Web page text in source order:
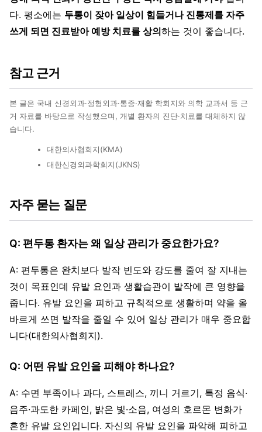
다. 평소에는 두통이 잦아 일상이 힘들거나 진통제를 자주
쓰게 되면 진료받아 예방 치료를 상의하는 것이 좋습니다.
참고 근거
본 글은 국내 신경외과·정형외과·통증·재활 학회지와 의학 교과서 등 근
거 자료를 바탕으로 작성했으며, 개별 환자의 진단·치료를 대체하지 않
습니다.
대한의사협회지(KMA)
대한신경외과학회지(JKNS)
자주 묻는 질문
Q: 편두통 환자는 왜 일상 관리가 중요한가요?
A: 편두통은 완치보다 발작 빈도와 강도를 줄여 잘 지내는
것이 목표인데 유발 요인과 생활습관이 발작에 큰 영향을
줍니다. 유발 요인을 피하고 규칙적으로 생활하며 약을 올
바르게 쓰면 발작을 줄일 수 있어 일상 관리가 매우 중요합
니다(대한의사협회지).
Q: 어떤 유발 요인을 피해야 하나요?
A: 수면 부족이나 과다, 스트레스, 끼니 거르기, 특정 음식·
음주·과도한 카페인, 밝은 빛·소음, 여성의 호르몬 변화가
흔한 유발 요인입니다. 자신의 유발 요인을 파악해 피하고